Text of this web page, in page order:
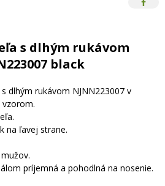
s dlhým rukávom
black
dlhým rukávom NJNN223007 v
na ľavej strane.
príjemná a pohodlná na nosenie.